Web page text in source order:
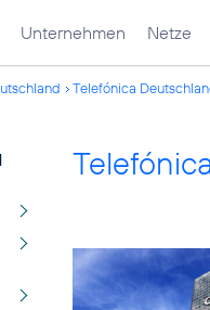
Unternehmen Netze
Telefónica